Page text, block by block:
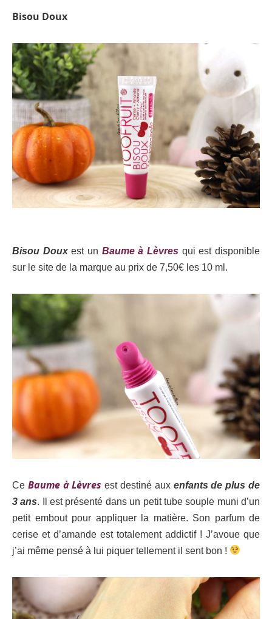
Bisou Doux
Bisou Douxest un Baume à Lèvres qui est disponible
sur le site de la marque au prix de 7,50€ les 10 ml.
Ce Baume à Lèvresest destiné aux enfants de plus de
3 ans. Il est présenté dans un petit tube souple muni d’un
petit embout pour appliquer la matière. Son parfum de
cerise et d’amande est totalement addictif ! J’avoue que
j’ai même pensé à lui piquer tellement il sent bon !